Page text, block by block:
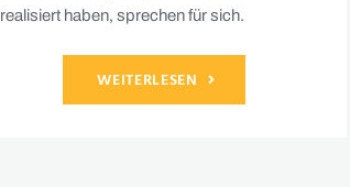
realisiert haben, sprechen für sich.
WEITERLESEN